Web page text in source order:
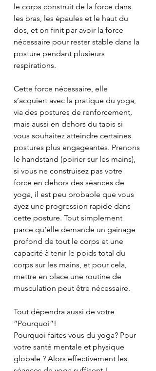
le corps construit de la force dans
les bras, les épaules et le haut du
dos, et on finit par avoir la force
nécessaire pour rester stable dans la
posture pendant plusieurs
respirations.
Cette force nécessaire, elle
s’acquiert avec la pratique du yoga,
via des postures de renforcement,
mais aussi en dehors du tapis si
vous souhaitez atteindre certaines
postures plus engageantes. Prenons
le handstand (poirier sur les mains),
si vous ne construisez pas votre
force en dehors des séances de
yoga, il est peu probable que vous
ayez une progression rapide dans
cette posture. Tout simplement
parce qu’elle demande un gainage
profond de tout le corps et une
capacité à tenir le poids total du
corps sur les mains, et pour cela,
mettre en place une routine de
musculation peut être nécessaire.
Tout dépendra aussi de votre
“Pourquoi”!
Pourquoi faites vous du yoga? Pour
votre santé mentale et physique
globale ? Alors effectivement les